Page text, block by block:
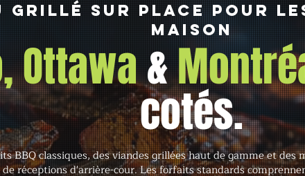
grillé sur place pour
maison
Ottawa&
cotés.
BBQ classiques, des viandes grillées haut de gamme et des
réceptions d'arrière-cour. Les forfaits standards